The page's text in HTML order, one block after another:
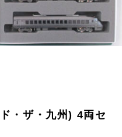
・ザ・九州) 4両セ